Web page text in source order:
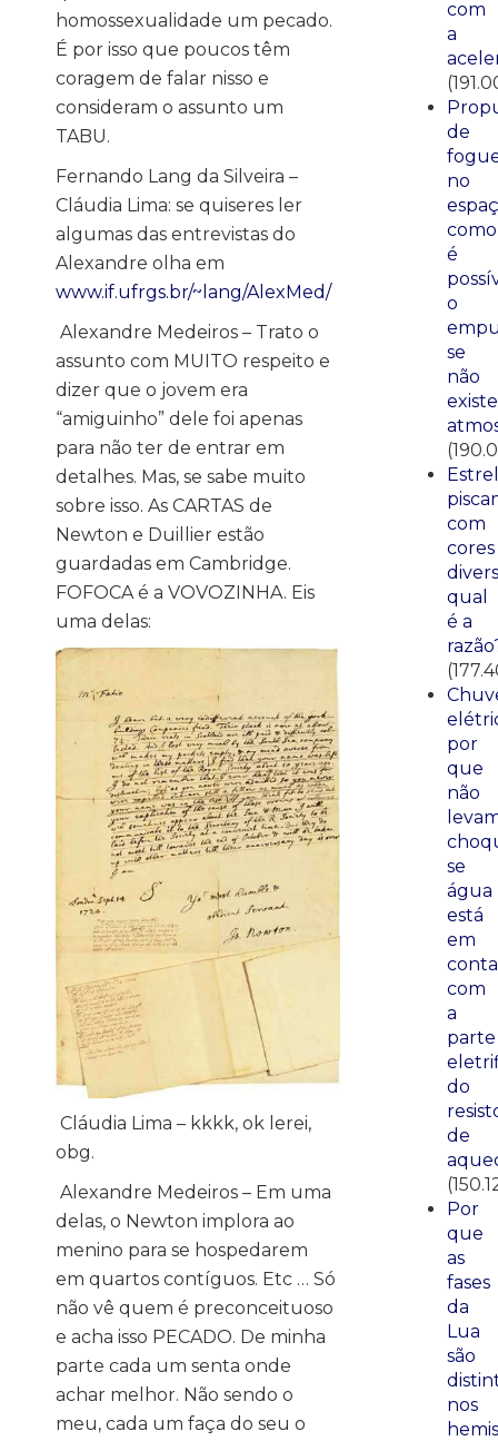
homossexualidade um pecado.
É por isso que poucos têm
coragem de falar nisso e
consideram o assunto um
TABU.
Fernando Lang da Silveira –
Cláudia Lima: se quiseres ler
algumas das entrevistas do
Alexandre olha em
www.if.ufrgs.br/~lang/AlexMed/
Alexandre Medeiros – Trato o
assunto com MUITO respeito e
dizer que o jovem era
“amiguinho” dele foi apenas
para não ter de entrar em
detalhes. Mas, se sabe muito
sobre isso. As CARTAS de
Newton e Duillier estão
guardadas em Cambridge.
FOFOCA é a VOVOZINHA. Eis
uma delas:
Cláudia Lima – kkkk, ok lerei,
obg.
Alexandre Medeiros – Em uma
delas, o Newton implora ao
menino para se hospedarem
em quartos contíguos. Etc … Só
não vê quem é preconceituoso
e acha isso PECADO. De minha
parte cada um senta onde
achar melhor. Não sendo o
meu, cada um faça do seu o
com
a
de
no
como
é
o
se
não
existe
com
cores
qual
é a
por
que
não
se
água
está
em
com
a
parte
do
de
Por
que
as
fases
da
Lua
são
nos